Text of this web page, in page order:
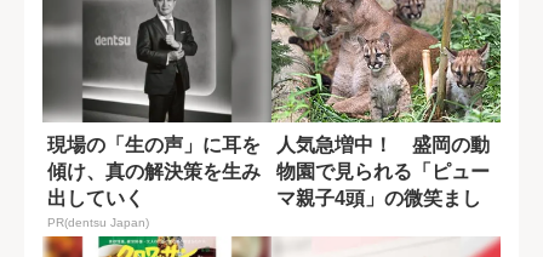
現場の「生の声」に耳を
傾け、真の解決策を生み
出していく
PR(dentsu Japan)
人気急増中！ 盛岡の動
物園で見られる「ピュー
マ親子4頭」の微笑まし